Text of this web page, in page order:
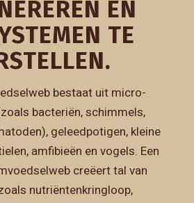
EN
TE
bestaat uit micro-
bacteriën, schimmels,
geleedpotigen, kleine
amfibieën en vogels. Een
creëert tal van
nutriëntenkringloop,